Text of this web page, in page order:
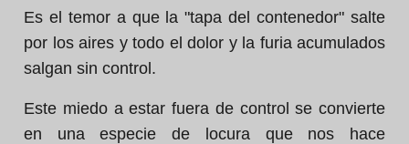
Es el temor a que la "tapa del contenedor" salte
por los aires y todo el dolor y la furia acumulados
salgan sin control.
Este miedo a estar fuera de control se convierte
en una especie de locura que nos hace